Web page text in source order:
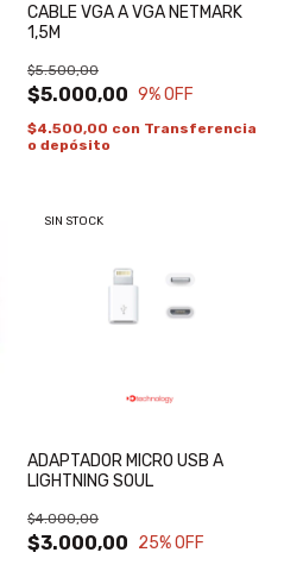
CABLE VGA A VGA NETMARK
1,5M
$5.000,00
$5.500,00
9% OFF
$4.500,00 con Transferencia
o depósito
SIN STOCK
ADAPTADOR MICRO USB A
LIGHTNING SOUL
$3.000,00
$4.000,00
25% OFF